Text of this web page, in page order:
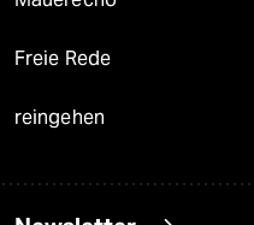
Freie Rede
reingehen